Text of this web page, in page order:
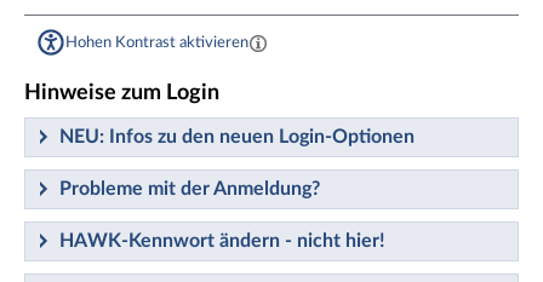
Hohen Kontrast aktivieren
Hinweise zum Login
NEU: Infos zu den neuen Login-Optionen
Probleme mit der Anmeldung?
HAWK-Kennwort ändern - nicht hier!